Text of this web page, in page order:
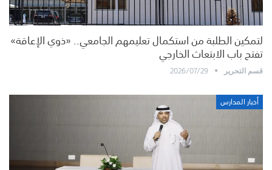
لتمكين الطلبة من استكمال تعليمهم الجامعي.. «ذوي الإعاقة»
تفتح باب الابتعاث الخارجي
قسم التحرير
2026/07/29
أخبار المدارس